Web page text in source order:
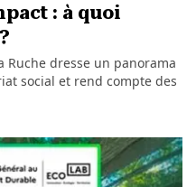
: à quoi
Ruche dresse un panorama
social et rend compte des